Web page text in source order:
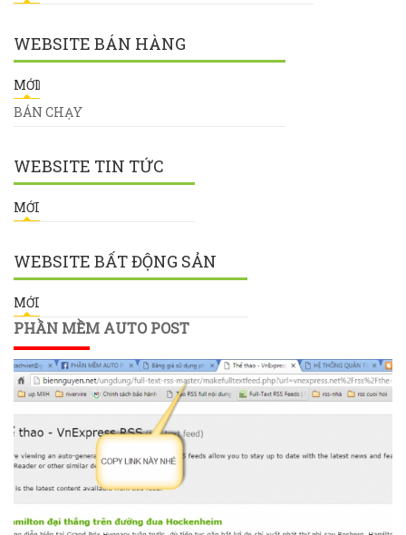
WEBSITE BÁN HÀNG
MỚI
BÁN CHẠY
WEBSITE TIN TỨC
MỚI
WEBSITE BẤT ĐỘNG SẢN
MỚI
PHẦN MỀM AUTO POST